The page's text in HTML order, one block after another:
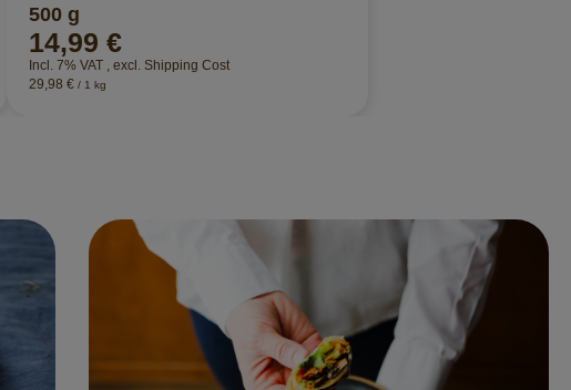
500 g
14,99 €
Incl. 7% VAT , excl. Shipping Cost
29,98 € / 1 kg